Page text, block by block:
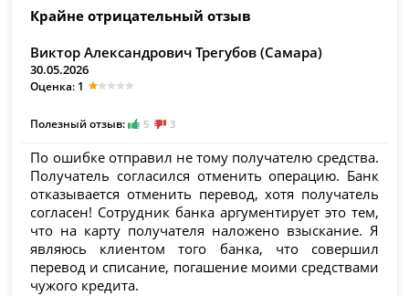
Крайне отрицательный отзыв
Виктор Александрович Трегубов (Самара)
30.05.2026
Оценка: 1
Полезный отзыв: 5 3
По ошибке отправил не тому получателю средства.
Получатель согласился отменить операцию. Банк
отказывается отменить перевод, хотя получатель
согласен! Сотрудник банка аргументирует это тем,
что на карту получателя наложено взыскание. Я
являюсь клиентом того банка, что совершил
перевод и списание, погашение моими средствами
чужого кредита.